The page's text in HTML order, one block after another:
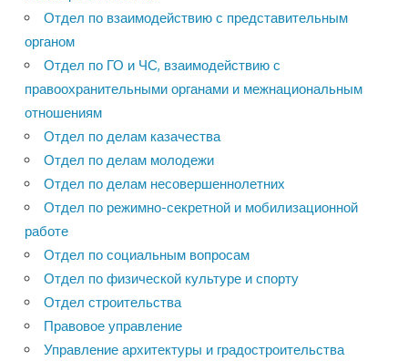
Отдел по взаимодействию с представительным
органом
Отдел по ГО и ЧС, взаимодействию с
правоохранительными органами и межнациональным
отношениям
Отдел по делам казачества
Отдел по делам молодежи
Отдел по делам несовершеннолетних
Отдел по режимно-секретной и мобилизационной
работе
Отдел по социальным вопросам
Отдел по физической культуре и спорту
Отдел строительства
Правовое управление
Управление архитектуры и градостроительства